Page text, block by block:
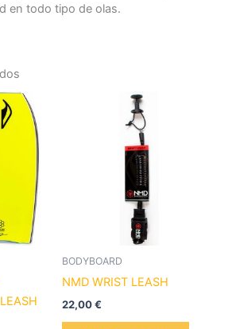
en todo tipo de olas.
BODYBOARD
NMD WRIST LEASH
22,00€